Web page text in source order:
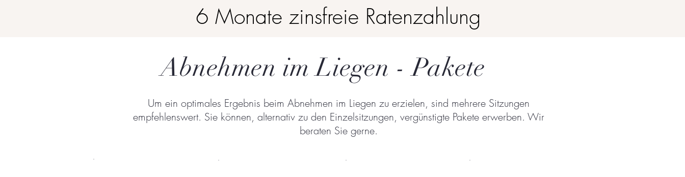
6 Monate zinsfreie Ratenzahlung
Abnehmen im Liegen - Pakete
Um ein optimales Ergebnis beim Abnehmen im Liegen zu erzielen, sind mehrere Sitzungen
empfehlenswert. Sie können, alternativ zu den Einzelsitzungen, vergünstigte Pakete erwerben. Wir
beraten Sie gerne.